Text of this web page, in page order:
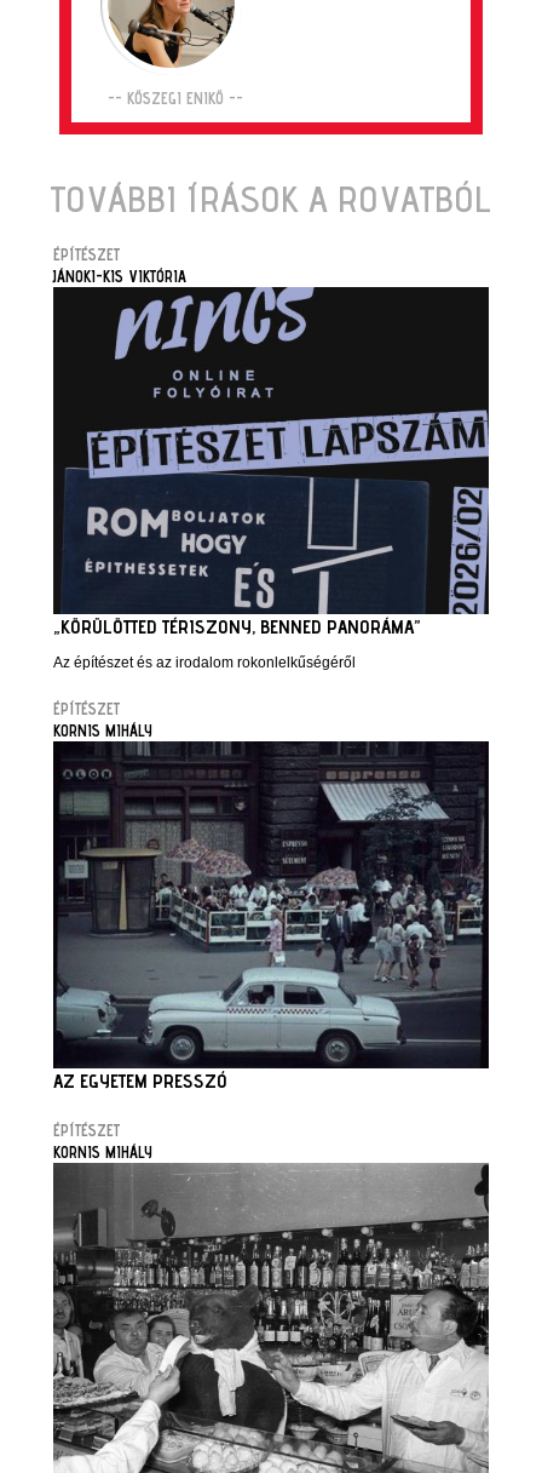
-- KŐSZEGI ENIKŐ --
TOVÁBBI ÍRÁSOK A ROVATBÓL
ÉPÍTÉSZET
JÁNOKI-KIS VIKTÓRIA
„KÖRÜLÖTTED TÉRISZONY, BENNED PANORÁMA”
Az építészet és az irodalom rokonlelkűségéről
ÉPÍTÉSZET
KORNIS MIHÁLY
AZ EGYETEM PRESSZÓ
ÉPÍTÉSZET
KORNIS MIHÁLY